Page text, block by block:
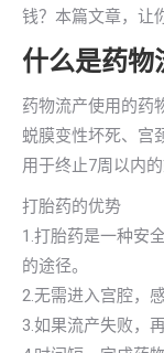
钱？本篇文章，让
什么是药物
药物流产使用的药
蜕膜变性坏死、宫
用于终止7周以内
打胎药的优势
1.打胎药是一种安
的途径。
2.无需进入宫腔，
3.如果流产失败，